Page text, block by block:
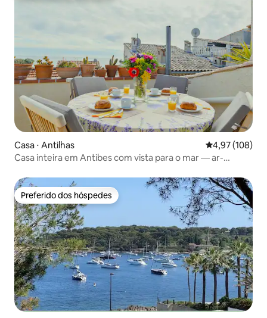
Casa ⋅ Antilhas 4,97 de uma
4,97 (108)
Casa inteira em Antibes com vista para o mar — ar-
Preferido dos hóspedes
Preferido dos hóspedes